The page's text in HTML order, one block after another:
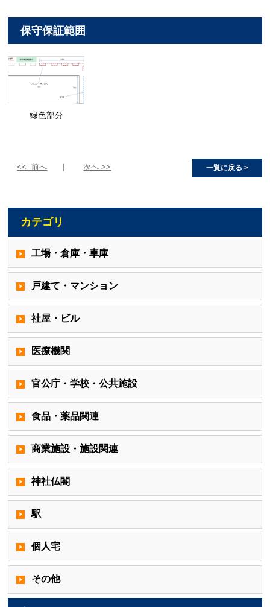
保守保証範囲
緑色部分
<< 前へ 次へ >> 一覧に戻る >
カテゴリ
工場・倉庫・車庫
戸建て・マンション
社屋・ビル
医療機関
官公庁・学校・公共施設
食品・薬品関連
商業施設・施設関連
神社仏閣
駅
個人宅
その他